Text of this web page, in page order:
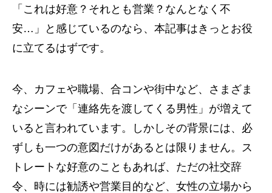
「これは好意？それとも営業？なんとなく不
安…」と感じているのなら、本記事はきっとお役
に立てるはずです。
今、カフェや職場、合コンや街中など、さまざま
なシーンで「連絡先を渡してくる男性」が増えて
いると言われています。しかしその背景には、必
ずしも一つの意図だけがあるとは限りません。ス
トレートな好意のこともあれば、ただの社交辞
令、時には勧誘や営業目的など、女性の立場から